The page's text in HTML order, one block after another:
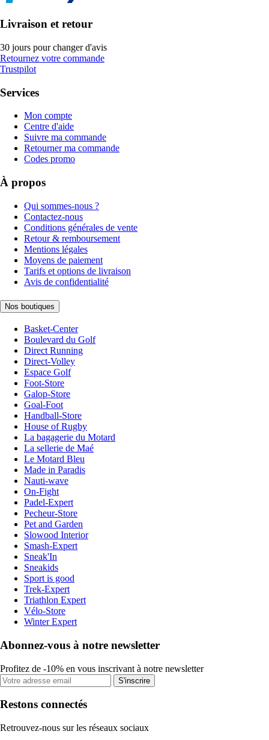
Livraison et retour
30 jours pour changer d'avis
Retournez votre commande
Trustpilot
Services
Mon compte
Centre d'aide
Suivre ma commande
Retourner ma commande
Codes promo
À propos
Qui sommes-nous ?
Contactez-nous
Conditions générales de vente
Retour & remboursement
Mentions légales
Moyens de paiement
Tarifs et options de livraison
Avis de confidentialité
Nos boutiques
Basket-Center
Boulevard du Golf
Direct Running
Direct-Volley
Espace Golf
Foot-Store
Galop-Store
Goal-Foot
Handball-Store
House of Rugby
La bagagerie du Motard
La sellerie de Maé
Le Motard Bleu
Made in Paradis
Nauti-wave
On-Fight
Padel-Expert
Pecheur-Store
Pet and Garden
Slowood Interior
Smash-Expert
Sneak'In
Sneakids
Sport is good
Trek-Expert
Triathlon Expert
Vélo-Store
Winter Expert
Abonnez-vous à notre newsletter
Profitez de -10% en vous inscrivant à notre newsletter
S'inscrire
Restons connectés
Retrouvez-nous sur les réseaux sociaux